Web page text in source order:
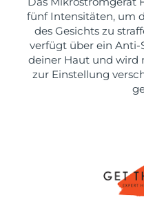
fünf Intensitäten, um
des Gesichts zu
verfügt über ein Anti-
deiner Haut und wird
zur Einstellung